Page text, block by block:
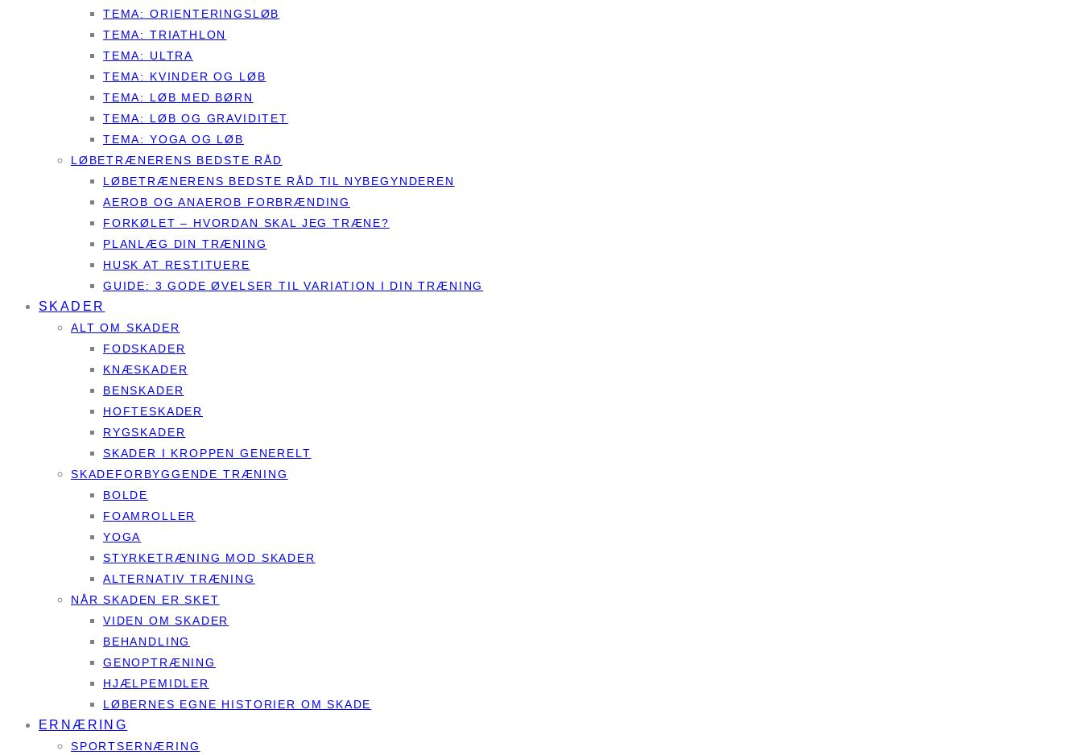
TEMA: ORIENTERINGSLØB
TEMA: TRIATHLON
TEMA: ULTRA
TEMA: KVINDER OG LØB
TEMA: LØB MED BØRN
TEMA: LØB OG GRAVIDITET
TEMA: YOGA OG LØB
LØBETRÆNERENS BEDSTE RÅD
LØBETRÆNERENS BEDSTE RÅD TIL NYBEGYNDEREN
AEROB OG ANAEROB FORBRÆNDING
FORKØLET – HVORDAN SKAL JEG TRÆNE?
PLANLÆG DIN TRÆNING
HUSK AT RESTITUERE
GUIDE: 3 GODE ØVELSER TIL VARIATION I DIN TRÆNING
SKADER
ALT OM SKADER
FODSKADER
KNÆSKADER
BENSKADER
HOFTESKADER
RYGSKADER
SKADER I KROPPEN GENERELT
SKADEFORBYGGENDE TRÆNING
BOLDE
FOAMROLLER
YOGA
STYRKETRÆNING MOD SKADER
ALTERNATIV TRÆNING
NÅR SKADEN ER SKET
VIDEN OM SKADER
BEHANDLING
GENOPTRÆNING
HJÆLPEMIDLER
LØBERNES EGNE HISTORIER OM SKADE
ERNÆRING
SPORTSERNÆRING